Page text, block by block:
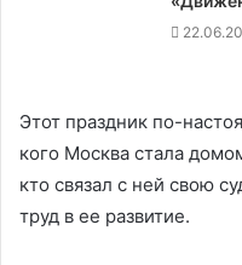
Этот праздник по-
кого Москва стала
кто связал с ней свою
труд в ее развитие.